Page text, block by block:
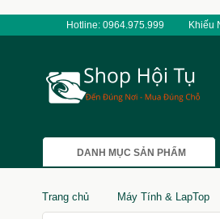
Hotline: 0964.975.999 Khiếu
DANH MỤC SẢN PHẨM
Trang chủ Máy Tính & LapTop